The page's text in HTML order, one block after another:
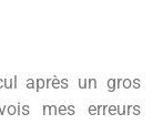
après un gros
mes erreurs